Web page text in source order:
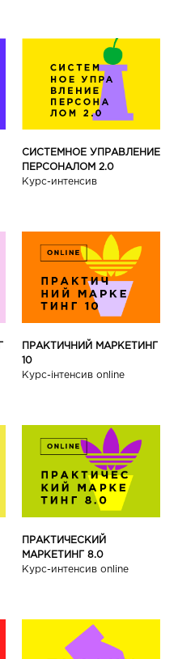
СИСТЕМНОЕ УПРАВЛЕНИЕ
ПЕРСОНАЛОМ 2.0
Курс-интенсив
ПРАКТИЧНИЙ МАРКЕТИНГ
10
Курс-інтенсив online
ПРАКТИЧЕСКИЙ
МАРКЕТИНГ 8.0
Курс-интенсив online